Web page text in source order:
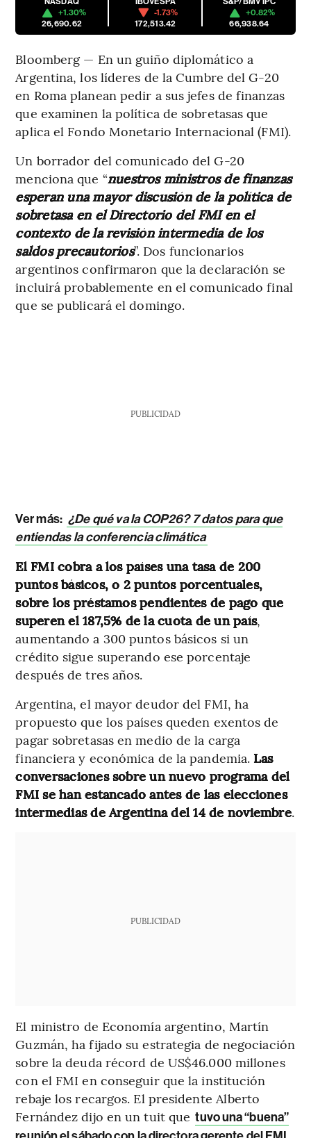
+1.30%
26,690.62
-1.73%
172,513.42
+0.82%
66,938.64
Bloomberg — En un guiño diplomático a
Argentina, los líderes de la Cumbre del G-20
en Roma planean pedir a sus jefes de finanzas
que examinen la política de sobretasas que
aplica el Fondo Monetario Internacional (FMI).
Un borrador del comunicado del G-20
menciona que “nuestros ministros de finanzas
esperan una mayor discusión de la política de
sobretasa en el Directorio del FMI en el
contexto de la revisión intermedia de los
saldos precautorios”. Dos funcionarios
argentinos confirmaron que la declaración se
incluirá probablemente en el comunicado final
que se publicará el domingo.
PUBLICIDAD
Ver más: ¿De qué va la COP26? 7 datos para que
entiendas la conferencia climática
El FMI cobra a los países una tasa de 200
puntos básicos, o 2 puntos porcentuales,
sobre los préstamos pendientes de pago que
superen el 187,5% de la cuota de un país,
aumentando a 300 puntos básicos si un
crédito sigue superando ese porcentaje
después de tres años.
Argentina, el mayor deudor del FMI, ha
propuesto que los países queden exentos de
pagar sobretasas en medio de la carga
financiera y económica de la pandemia. Las
conversaciones sobre un nuevo programa del
FMI se han estancado antes de las elecciones
intermedias de Argentina del 14 de noviembre.
PUBLICIDAD
El ministro de Economía argentino, Martín
Guzmán, ha fijado su estrategia de negociación
sobre la deuda récord de US$46.000 millones
con el FMI en conseguir que la institución
rebaje los recargos. El presidente Alberto
Fernández dijo en un tuit que tuvo una “buena”